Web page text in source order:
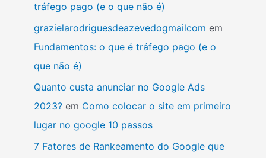
tráfego pago (e o que não é)
grazielarodriguesdeazevedogmailcom em
Fundamentos: o que é tráfego pago (e o
que não é)
Quanto custa anunciar no Google Ads
2023?em Como colocar o site em primeiro
lugar no google 10 passos
7 Fatores de Rankeamento do Google que